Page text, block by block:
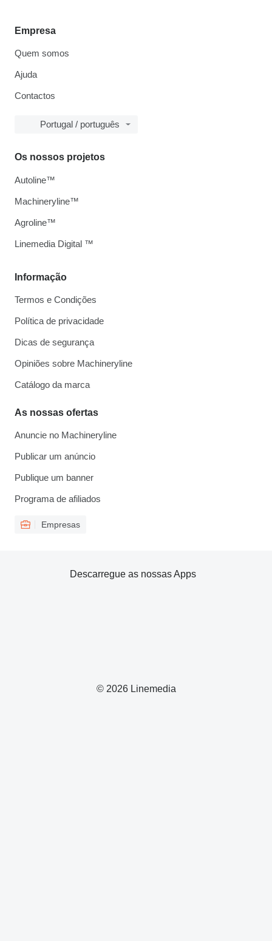
Empresa
Quem somos
Ajuda
Contactos
Portugal / português
Informação
Termos e Condições
Política de privacidade
Dicas de segurança
Opiniões sobre Machineryline
Catálogo da marca
As nossas ofertas
Anuncie no Machineryline
Publicar um anúncio
Publique um banner
Programa de afiliados
Empresas
Os nossos projetos
Autoline™
Machineryline™
Agroline™
Linemedia Digital ™
© 2026 Linemedia
Descarregue as nossas Apps